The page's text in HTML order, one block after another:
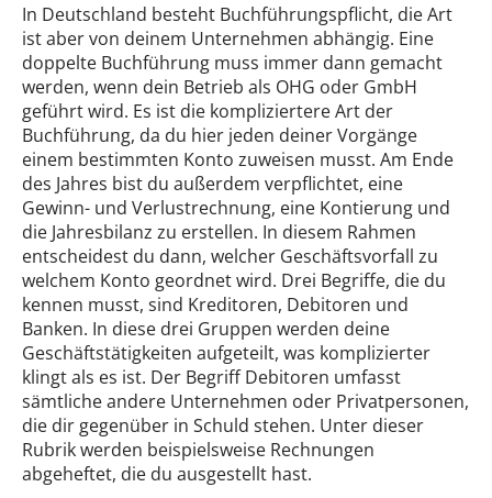
In Deutschland besteht Buchführungspflicht, die Art
ist aber von deinem Unternehmen abhängig. Eine
doppelte Buchführung muss immer dann gemacht
werden, wenn dein Betrieb als OHG oder GmbH
geführt wird. Es ist die kompliziertere Art der
Buchführung, da du hier jeden deiner Vorgänge
einem bestimmten Konto zuweisen musst. Am Ende
des Jahres bist du außerdem verpflichtet, eine
Gewinn- und Verlustrechnung, eine Kontierung und
die Jahresbilanz zu erstellen. In diesem Rahmen
entscheidest du dann, welcher Geschäftsvorfall zu
welchem Konto geordnet wird. Drei Begriffe, die du
kennen musst, sind Kreditoren, Debitoren und
Banken. In diese drei Gruppen werden deine
Geschäftstätigkeiten aufgeteilt, was komplizierter
klingt als es ist. Der Begriff Debitoren umfasst
sämtliche andere Unternehmen oder Privatpersonen,
die dir gegenüber in Schuld stehen. Unter dieser
Rubrik werden beispielsweise Rechnungen
abgeheftet, die du ausgestellt hast.